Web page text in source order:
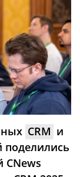
CRM и
поделились
CNews